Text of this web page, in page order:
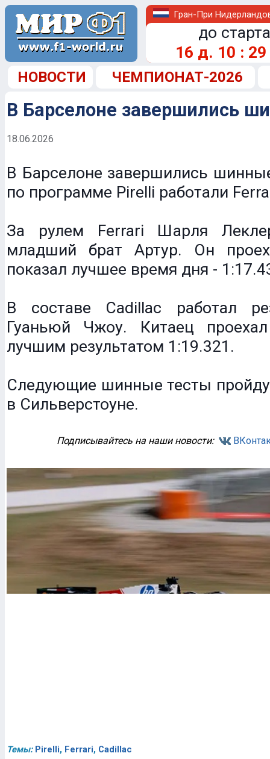
Гран-При
до
16 д. 10 : 29
НОВОСТИ ЧЕМПИОНАТ-2026
В Барселоне завершились
18.06.2026
В Барселоне завершились
по программе Pirelli работали
За рулем Ferrari Шарля
младший брат Артур. Он
показал лучшее время дня -
В составе Cadillac работал
Гуаньюй Чжоу. Китаец
лучшим результатом 1:19.321.
Следующие шинные тесты
в Сильверстоуне.
Подписывайтесь на наши новости:
Темы: Pirelli, Ferrari, Cadillac